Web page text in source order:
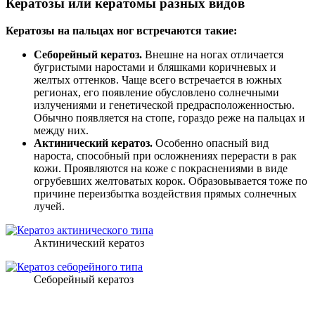
Кератозы или кератомы разных видов
Кератозы на пальцах ног встречаются такие:
Себорейный кератоз. Внешне на ногах отличается
бугристыми наростами и бляшками коричневых и
желтых оттенков. Чаще всего встречается в южных
регионах, его появление обусловлено солнечными
излучениями и генетической предрасположенностью.
Обычно появляется на стопе, гораздо реже на пальцах и
между них.
Актинический кератоз. Особенно опасный вид
нароста, способный при осложнениях перерасти в рак
кожи. Проявляются на коже с покраснениями в виде
огрубевших желтоватых корок. Образовывается тоже по
причине переизбытка воздействия прямых солнечных
лучей.
Актинический кератоз
Себорейный кератоз